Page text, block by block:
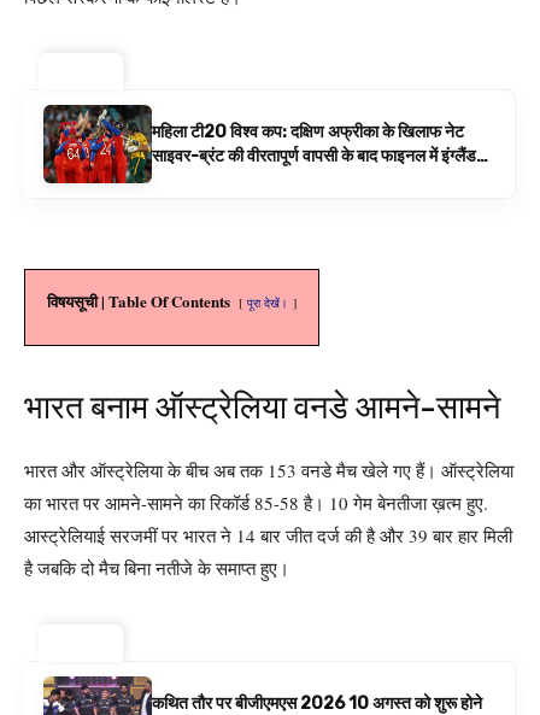
महिला टी20 विश्व कप: दक्षिण अफ्रीका के खिलाफ नेट
साइवर-ब्रंट की वीरतापूर्ण वापसी के बाद फाइनल में इंग्लैंड
विषयसूची | Table Of Contents पूरा देखें।
भारत बनाम ऑस्ट्रेलिया वनडे आमने-सामने
भारत और ऑस्ट्रेलिया के बीच अब तक 153 वनडे मैच खेले गए हैं। ऑस्ट्रेलिया
का भारत पर आमने-सामने का रिकॉर्ड 85-58 है। 10 गेम बेनतीजा ख़त्म हुए.
आस्ट्रेलियाई सरजमीं पर भारत ने 14 बार जीत दर्ज की है और 39 बार हार मिली
है जबकि दो मैच बिना नतीजे के समाप्त हुए।
कथित तौर पर बीजीएमएस 2026 10 अगस्त को शुरू होने